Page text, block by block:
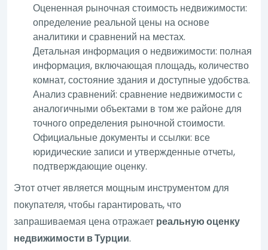
Оцененная рыночная стоимость недвижимости:
определение реальной цены на основе
аналитики и сравнений на местах.
Детальная информация о недвижимости: полная
информация, включающая площадь, количество
комнат, состояние здания и доступные удобства.
Анализ сравнений: сравнение недвижимости с
аналогичными объектами в том же районе для
точного определения рыночной стоимости.
Официальные документы и ссылки: все
юридические записи и утвержденные отчеты,
подтверждающие оценку.
Этот отчет является мощным инструментом для
покупателя, чтобы гарантировать, что
запрашиваемая цена отражает реальную оценку
недвижимости в Турции.